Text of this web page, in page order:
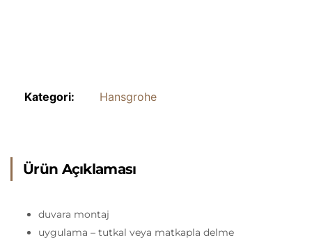
Kategori: Hansgrohe
Ürün Açıklaması
duvara montaj
uygulama – tutkal veya matkapla delme